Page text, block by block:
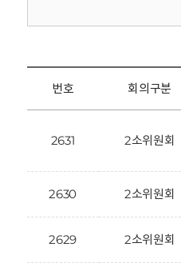
번호 회의구분
2631 2소위원회
2630 2소위원회
2629 2소위원회